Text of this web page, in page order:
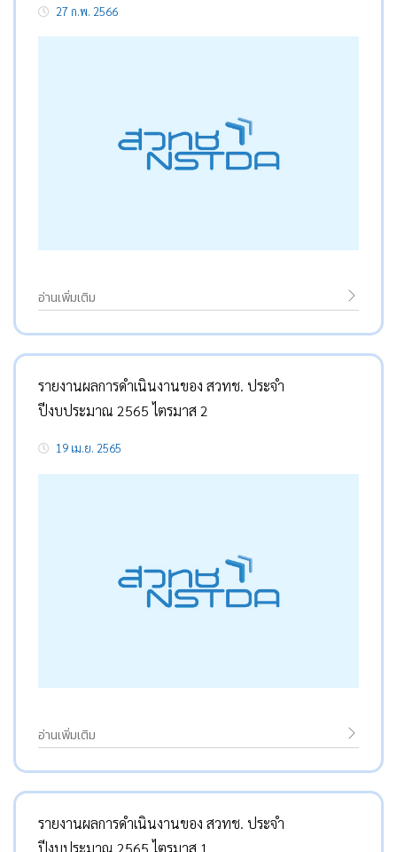
27 ก.พ. 2566
อ่านเพิ่มเติม
รายงานผลการดำเนินงานของ สวทช. ประจำ
ปีงบประมาณ 2565 ไตรมาส 2
19 เม.ย. 2565
อ่านเพิ่มเติม
รายงานผลการดำเนินงานของ สวทช. ประจำ
ปีงบประมาณ 2565 ไตรมาส 1